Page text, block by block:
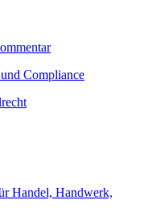
Compliance
Handel, Handwerk,